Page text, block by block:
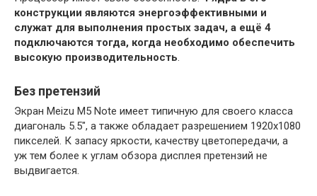
конструкции являются энергоэффективными и
служат для выполнения простых задач, а ещё 4
подключаются тогда, когда необходимо обеспечить
высокую производительность.
Без претензий
Экран Meizu M5 Note имеет типичную для своего класса
диагональ 5.5″, а также обладает разрешением 1920х1080
пикселей. К запасу яркости, качеству цветопередачи, а
уж тем более к углам обзора дисплея претензий не
выдвигается.